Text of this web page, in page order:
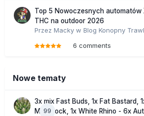
Top 5 Nowoczesnych automatów
THC na outdoor 2026
Przez Macky w Blog Konopny
6 comments
Nowe tematy
99
3x mix Fast Buds, 1x Fat Bastard,
Moonrock, 1x White Rhino - 6x